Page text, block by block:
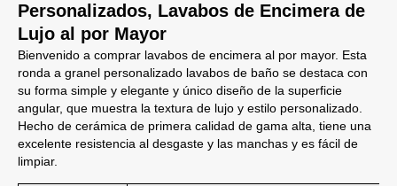
Personalizados, Lavabos de Encimera de
Lujo al por Mayor
Bienvenido a comprar lavabos de encimera al por mayor. Esta
ronda a granel personalizado lavabos de baño se destaca con
su forma simple y elegante y único diseño de la superficie
angular, que muestra la textura de lujo y estilo personalizado.
Hecho de cerámica de primera calidad de gama alta, tiene una
excelente resistencia al desgaste y las manchas y es fácil de
limpiar.